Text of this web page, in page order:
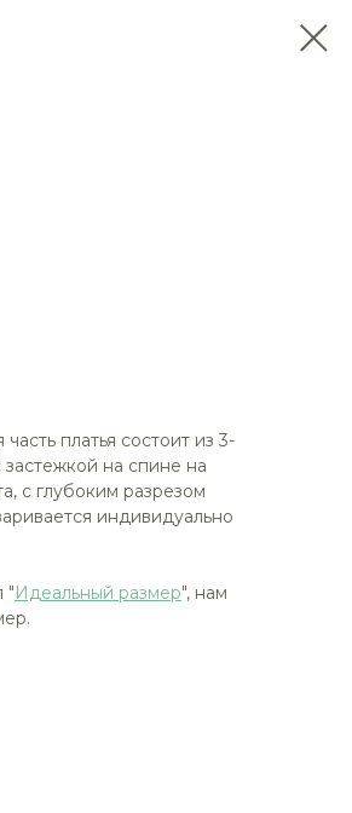
платья состоит из 3-
на спине на
с глубоким разрезом
индивидуально
"Идеальный размер", нам